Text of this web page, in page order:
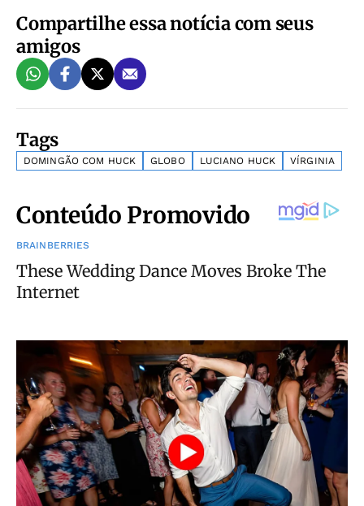
Compartilhe essa notícia com seus
amigos
Tags
DOMINGÃO COM HUCK GLOBO LUCIANO HUCK VÍRGINIA